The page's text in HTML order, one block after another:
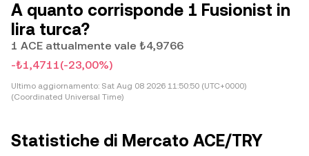
A quanto corrisponde 1 Fusionist in
lira turca?
1 ACE attualmente vale ₺4,9766
-₺1,4711(-23,00%)
Ultimo aggiornamento: Sat Aug 08 2026 11:50:50 (UTC+0000)
(Coordinated Universal Time)
Statistiche di Mercato ACE/TRY